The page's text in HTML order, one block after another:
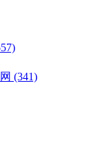
(341)